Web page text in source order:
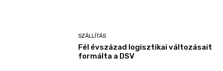
SZÁLLÍTÁS
Fél évszázad logisztikai változásait
formálta a DSV